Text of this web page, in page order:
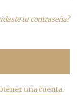
tu contraseña?
una cuenta.